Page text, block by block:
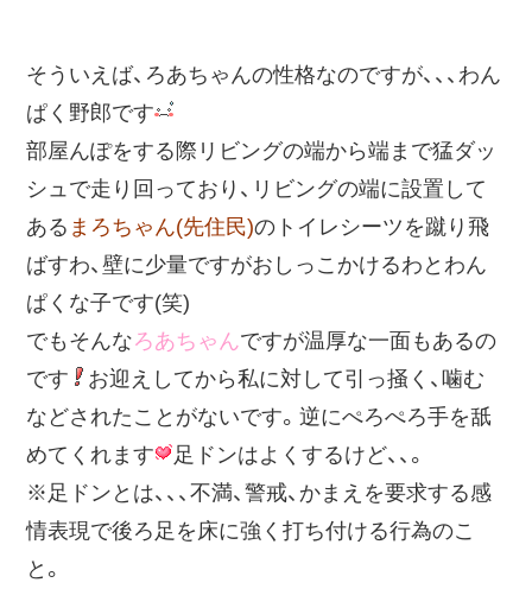
そういえば、ろあちゃんの性格なのですが、、、わん
ぱく野郎です
部屋んぽをする際リビングの端から端まで猛ダッ
シュで走り回っており、リビングの端に設置して
ある まろちゃん(先住民)のトイレシーツを蹴り飛
ばすわ、壁に少量ですがおしっこかけるわとわん
ぱくな子です(笑)
でもそんなろあちゃんですが温厚な一面もあるの
です
お迎えしてから私に対して引っ掻く、噛む
などされたことがないです。逆にぺろぺろ手を舐
めてくれます
足ドンはよくするけど、、。
※足ドンとは、、、不満、警戒、かまえを要求する感
情表現で後ろ足を床に強く打ち付ける行為のこ
と。